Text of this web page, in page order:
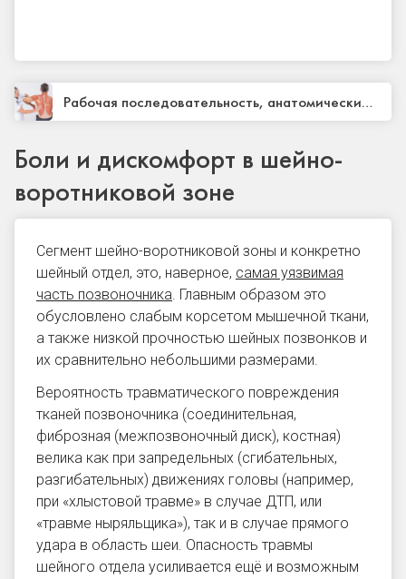
Рабочая последовательность, анатомические
особенности и ориентиры при массаже спины
Боли и дискомфорт в шейно-
воротниковой зоне
Сегмент шейно-воротниковой зоны и конкретно
шейный отдел, это, наверное, самая уязвимая
часть позвоночника. Главным образом это
обусловлено слабым корсетом мышечной ткани,
а также низкой прочностью шейных позвонков и
их сравнительно небольшими размерами.
Вероятность травматического повреждения
тканей позвоночника (соединительная,
фиброзная (межпозвоночный диск), костная)
велика как при запредельных (сгибательных,
разгибательных) движениях головы (например,
при «хлыстовой травме» в случае ДТП, или
«травме ныряльщика»), так и в случае прямого
удара в область шеи. Опасность травмы
шейного отдела усиливается ещё и возможным